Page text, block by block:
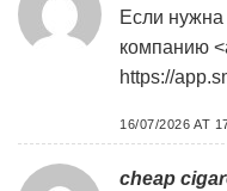
Если нужна
компанию
https://
16/07/2026 AT
cheap